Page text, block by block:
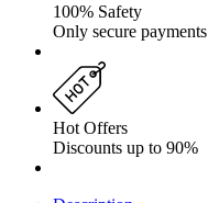
100% Safety
Only secure payments
Hot Offers
Discounts up to 90%